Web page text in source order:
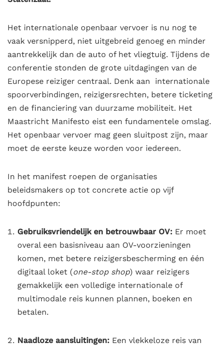
Het internationale openbaar vervoer is nu nog te
vaak versnipperd, niet uitgebreid genoeg en minder
aantrekkelijk dan de auto of het vliegtuig. Tijdens de
conferentie stonden de grote uitdagingen van de
Europese reiziger centraal. Denk aan internationale
spoorverbindingen, reizigersrechten, betere ticketing
en de financiering van duurzame mobiliteit. Het
Maastricht Manifesto eist een fundamentele omslag.
Het openbaar vervoer mag geen sluitpost zijn, maar
moet de eerste keuze worden voor iedereen.
In het manifest roepen de organisaties
beleidsmakers op tot concrete actie op vijf
hoofdpunten:
Gebruiksvriendelijk en betrouwbaar OV: Er moet
overal een basisniveau aan OV-voorzieningen
komen, met betere reizigersbescherming en één
digitaal loket (one-stop shop) waar reizigers
gemakkelijk een volledige internationale of
multimodale reis kunnen plannen, boeken en
betalen.
Naadloze aansluitingen: Een vlekkeloze reis van